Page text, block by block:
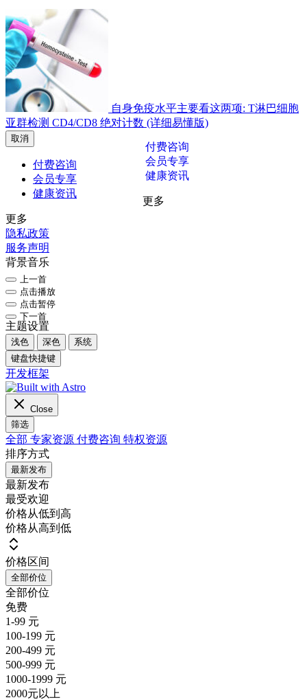
自身免疫水平主要看这两项: T淋巴细胞
亚群检测 CD4/CD8 绝对计数 (详细易懂版)
取消
付费咨询
付费咨询
会员专享
会员专享
健康资讯
健康资讯
更多
更多
隐私政策
服务声明
背景音乐
上一首
点击播放
点击暂停
下一首
主题设置
浅色 深色
系统
键盘快捷键
开发框架
Close
筛选
全部 专家资源 付费咨询 特权资源
排序方式
最新发布
最新发布
最受欢迎
价格从低到高
价格从高到低
价格区间
全部价位
全部价位
免费
1-99 元
100-199 元
200-499 元
500-999 元
1000-1999 元
2000元以上